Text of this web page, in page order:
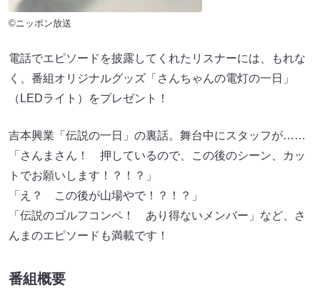
©ニッポン放送
電話でエピソードを披露してくれたリスナーには、もれな
く、番組オリジナルグッズ「さんちゃんの電灯の一日」
（LEDライト）をプレゼント！
吉本興業「伝説の一日」の裏話。舞台中にスタッフが……
「さんまさん！ 押しているので、この後のシーン、カッ
トでお願いします！？！？」
「え？ この後が山場やで！？！？」
「伝説のゴルフコンペ！ あり得ないメンバー」など、さ
んまのエピソードも満載です！
番組概要